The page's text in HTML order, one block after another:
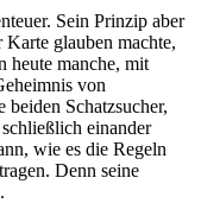
Sein Prinzip aber
glauben machte,
heute manche, mit
von
Schatzsucher,
einander
wie es die Regeln
Denn seine